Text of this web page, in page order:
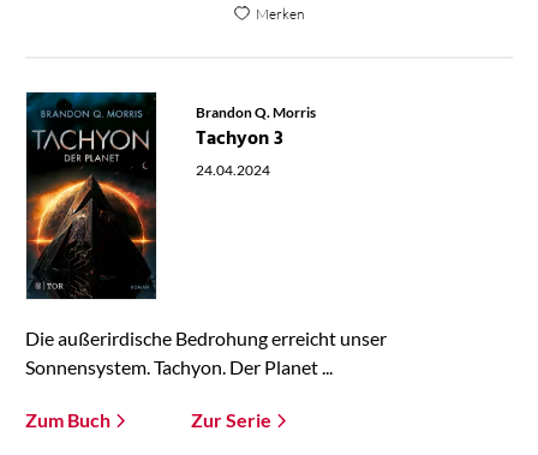
Merken
Brandon Q. Morris
Tachyon 3
24.04.2024
Die außerirdische Bedrohung erreicht unser
Sonnensystem. Tachyon. Der Planet ...
Zum Buch Zur Serie